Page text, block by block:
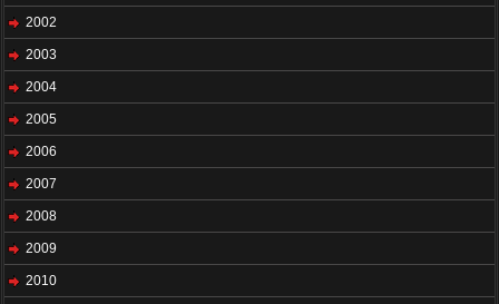
2002
2003
2004
2005
2006
2007
2008
2009
2010